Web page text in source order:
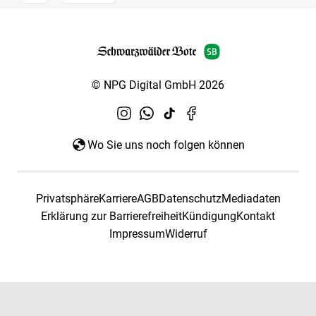
© NPG Digital GmbH 2026
Wo Sie uns noch folgen können
PrivatsphäreKarriereAGBDatenschutzMediadaten
Erklärung zur BarrierefreiheitKündigungKontakt
ImpressumWiderruf